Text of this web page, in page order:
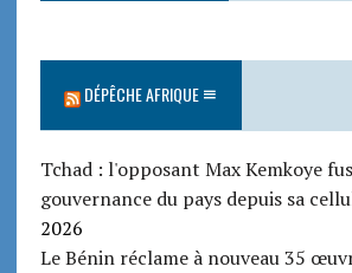
DÉPÊCHE AFRIQUE
Tchad : l'opposant Max Kemkoye
gouvernance du pays depuis sa
2026
Le Bénin réclame à nouveau 35